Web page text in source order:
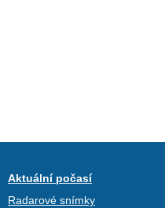
Aktuální počasí
Radarové snímky